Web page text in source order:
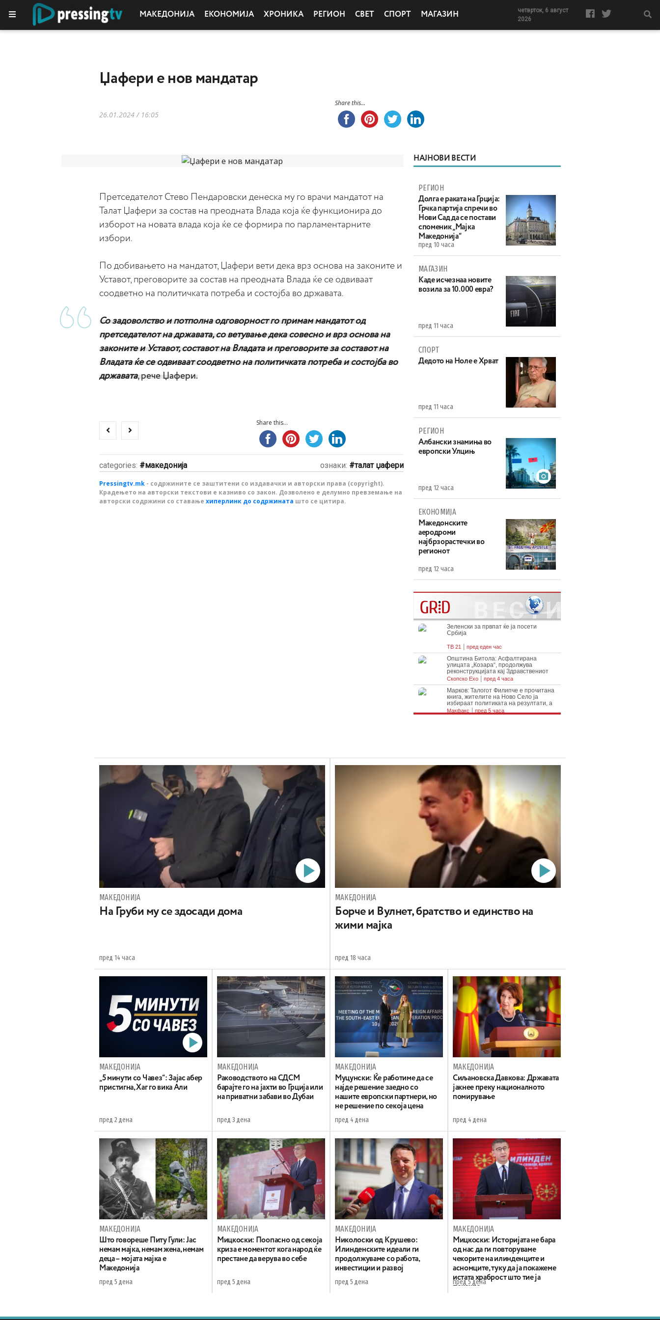
МАКЕДОНИЈА ЕКОНОМИЈА ХРОНИКА РЕГИОН СВЕТ СПОРТ МАГАЗИН
четврток, 6 август
2026
Џафери е нов мандатар
26.01.2024 / 16:05
Share this...
Претседателот Стево Пендаровски денеска му го врачи мандатот на
Талат Џафери за состав на преодната Влада која ќе функционира до
изборот на новата влада која ќе се формира по парламентарните
избори.
По добивањето на мандатот, Џафери вети дека врз основа на законите и
Уставот, преговорите за состав на преодната Влада ќе се одвиваат
соодветно на политичката потреба и состојба во државата.
Со задоволство и потполна одговорност го примам мандатот од
претседателот на државата, со ветување дека совесно и врз основа на
законите и Уставот, составот на Владата и преговорите за составот на
Владата ќе се одвиваат соодветно на политичката потреба и состојба во
државата, рече Џафери.
Share this...
categories: македонија ознаки: талат џафери
Pressingtv.mk - содржините се заштитени со издавачки и авторски права (copyright).
Крадењето на авторски текстови е казниво со закон. Дозволено е делумно превземање на
авторски содржини со ставање хиперлинк до содржината што се цитира.
НАЈНОВИ ВЕСТИ
РЕГИОН
Долга е раката на Грција:
Грчка партија спречи во
Нови Сад да се постави
споменик „Мајка
Македонија“
пред 10 часа
МАГАЗИН
Каде исчезнаа новите
возила за 10.000 евра?
пред 11 часа
СПОРТ
Дедото на Ноле е Хрват
пред 11 часа
РЕГИОН
Aлбански знамиња во
европски Улцињ
пред 12 часа
ЕКОНОМИЈА
Maкедонските
аеродроми
најбрзорастечки во
регионот
пред 12 часа
МАКЕДОНИЈА
На Груби му се здосади дома
пред 14 часа
МАКЕДОНИЈА
Борче и Вулнет, братство и единство на
жими мајка
пред 18 часа
МАКЕДОНИЈА
„5 минути со Чавез“: Зајас абер
пристигна, Хаг го вика Али
пред 2 дена
МАКЕДОНИЈА
Раководството на СДСМ
барајте го на јахти во Грција или
на приватни забави во Дубаи
пред 3 дена
МАКЕДОНИЈА
Муцунски: Ќе работиме да се
најде решение заедно со
нашите европски партнери, но
не решение по секоја цена
пред 4 дена
МАКЕДОНИЈА
Сиљановска Давкова: Државата
јакнее преку националното
помирување
пред 4 дена
МАКЕДОНИЈА
Што говореше Питу Гули: Јас
немам мајка, немам жена, немам
деца – мојата мајка е
Македонија
пред 5 дена
МАКЕДОНИЈА
Мицкоски: Поопасно од секоја
криза е моментот кога народ ќе
престане да верува во себе
пред 5 дена
МАКЕДОНИЈА
Николоски од Крушево:
Илинденските идеали ги
продолжуваме со работа,
инвестиции и развој
пред 5 дена
МАКЕДОНИЈА
Мицкоски: Историјата не бара
од нас да ги повторуваме
чекорите на илинденците и
асномците, туку да ја покажеме
истата храброст што тие ја
покажаа
пред 5 дена